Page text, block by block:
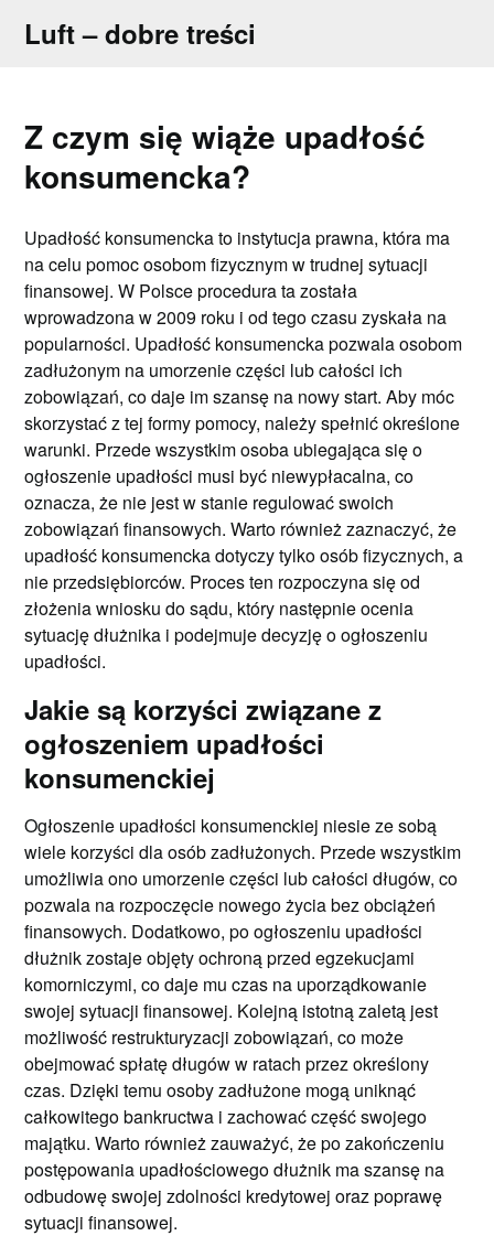
Luft – dobre treści
Z czym się wiąże upadłość
konsumencka?
Upadłość konsumencka to instytucja prawna, która ma
na celu pomoc osobom fizycznym w trudnej sytuacji
finansowej. W Polsce procedura ta została
wprowadzona w 2009 roku i od tego czasu zyskała na
popularności. Upadłość konsumencka pozwala osobom
zadłużonym na umorzenie części lub całości ich
zobowiązań, co daje im szansę na nowy start. Aby móc
skorzystać z tej formy pomocy, należy spełnić określone
warunki. Przede wszystkim osoba ubiegająca się o
ogłoszenie upadłości musi być niewypłacalna, co
oznacza, że nie jest w stanie regulować swoich
zobowiązań finansowych. Warto również zaznaczyć, że
upadłość konsumencka dotyczy tylko osób fizycznych, a
nie przedsiębiorców. Proces ten rozpoczyna się od
złożenia wniosku do sądu, który następnie ocenia
sytuację dłużnika i podejmuje decyzję o ogłoszeniu
upadłości.
Jakie są korzyści związane z
ogłoszeniem upadłości
konsumenckiej
Ogłoszenie upadłości konsumenckiej niesie ze sobą
wiele korzyści dla osób zadłużonych. Przede wszystkim
umożliwia ono umorzenie części lub całości długów, co
pozwala na rozpoczęcie nowego życia bez obciążeń
finansowych. Dodatkowo, po ogłoszeniu upadłości
dłużnik zostaje objęty ochroną przed egzekucjami
komorniczymi, co daje mu czas na uporządkowanie
swojej sytuacji finansowej. Kolejną istotną zaletą jest
możliwość restrukturyzacji zobowiązań, co może
obejmować spłatę długów w ratach przez określony
czas. Dzięki temu osoby zadłużone mogą uniknąć
całkowitego bankructwa i zachować część swojego
majątku. Warto również zauważyć, że po zakończeniu
postępowania upadłościowego dłużnik ma szansę na
odbudowę swojej zdolności kredytowej oraz poprawę
sytuacji finansowej.